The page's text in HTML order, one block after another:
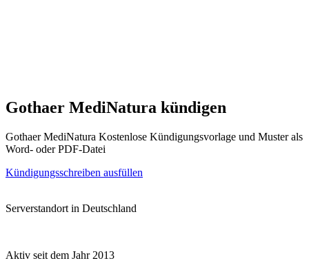
Gothaer MediNatura kündigen
Gothaer MediNatura Kostenlose Kündigungsvorlage und Muster als
Word- oder PDF-Datei
Kündigungsschreiben ausfüllen
Serverstandort in Deutschland
Aktiv seit dem Jahr 2013